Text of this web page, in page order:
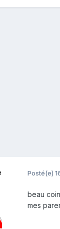
Posté(e)
beau
mes